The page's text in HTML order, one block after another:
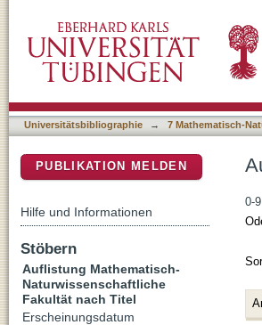
Universitätsbibliographie → 7 Mathematisch-
0-9
PUBLIKATION MELDEN
Hilfe und Informationen
Stöbern
Auflistung Mathematisch-
Naturwissenschaftliche
Fakultät nach Titel
Erscheinungsdatum